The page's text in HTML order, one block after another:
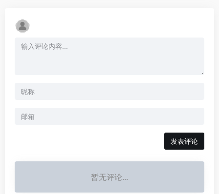
发表评论
暂无评论...